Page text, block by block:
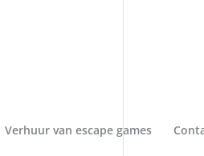
Verhuur van escape games